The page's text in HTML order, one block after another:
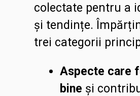
colectate pentru a
și tendințe.
trei categorii
Aspecte care
bine și